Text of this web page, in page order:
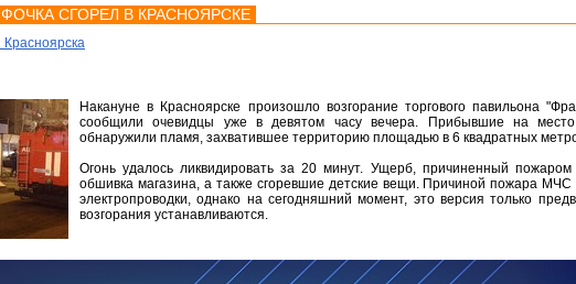
СГОРЕЛ В КРАСНОЯРСКЕ
Красноярска
Накануне в Красноярске произошло возгорание торгового павильона
сообщили очевидцы уже в девятом часу вечера. Прибывшие на место
обнаружили пламя, захватившее территорию площадью в 6 квадратных
Огонь удалось ликвидировать за 20 минут. Ущерб, причиненный
обшивка магазина, а также сгоревшие детские вещи. Причиной пожара МЧС
электропроводки, однако на сегодняшний момент, это версия только
возгорания устанавливаются.